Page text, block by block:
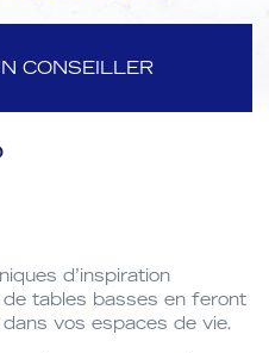
CONSEILLER
d’inspiration
tables basses en feront
vos espaces de vie.